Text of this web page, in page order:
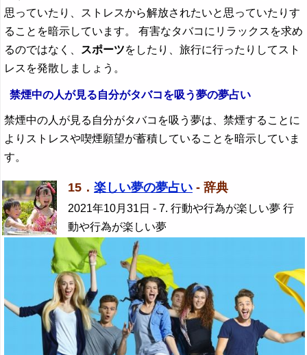
思っていたり、ストレスから解放されたいと思っていたりす
ることを暗示しています。 有害なタバコにリラックスを求め
るのではなく、
スポーツをしたり、旅行に行ったりしてスト
レスを発散しましょう。
禁煙中の人が見る自分がタバコを吸う夢の夢占い
禁煙中の人が見る自分がタバコを吸う夢は、禁煙することに
よりストレスや喫煙願望が蓄積していることを暗示していま
す。
15． 楽しい夢の夢占い - 辞典
2021年10月31日 - 7. 行動や行為が楽しい夢 行
動や行為が楽しい夢